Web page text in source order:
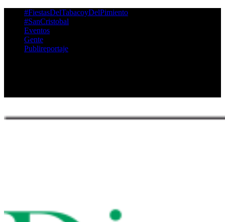
‪#‎FiestasDelTabacoyDelPimiento‬
#SanCristobal
Eventos
Gente
Publireportaje